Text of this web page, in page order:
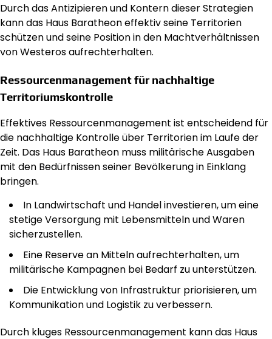
Durch das Antizipieren und Kontern dieser Strategien
kann das Haus Baratheon effektiv seine Territorien
schützen und seine Position in den Machtverhältnissen
von Westeros aufrechterhalten.
Ressourcenmanagement für nachhaltige
Territoriumskontrolle
Effektives Ressourcenmanagement ist entscheidend für
die nachhaltige Kontrolle über Territorien im Laufe der
Zeit. Das Haus Baratheon muss militärische Ausgaben
mit den Bedürfnissen seiner Bevölkerung in Einklang
bringen.
In Landwirtschaft und Handel investieren, um eine
stetige Versorgung mit Lebensmitteln und Waren
sicherzustellen.
Eine Reserve an Mitteln aufrechterhalten, um
militärische Kampagnen bei Bedarf zu unterstützen.
Die Entwicklung von Infrastruktur priorisieren, um
Kommunikation und Logistik zu verbessern.
Durch kluges Ressourcenmanagement kann das Haus